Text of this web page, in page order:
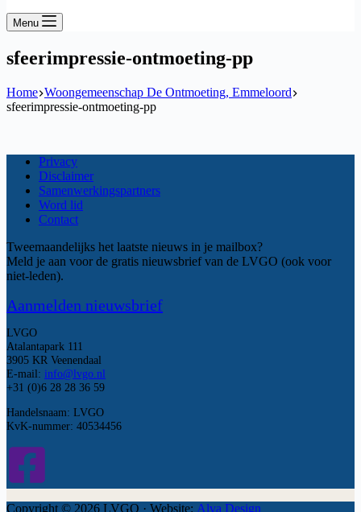
Menu
sfeerimpressie-ontmoeting-pp
Home Woongemeenschap De Ontmoeting, Emmeloord
sfeerimpressie-ontmoeting-pp
Privacy
Disclaimer
Samenwerkingspartners
Word lid
Contact
Tweemaandelijks het laatste nieuws in je mailbox?
Meld je aan voor de gratis nieuwsbrief van de LVGO (ook voor
niet-leden).
Aanmelden nieuwsbrief
LVGO
Atalantapark 111
3905 KR Veenendaal
E-mail: info@lvgo.nl
+31 (0)6 28 28 36 59
Handelsnaam: LVGO
KvK-nummer: 40534456
Copyright © 2026 LVGO · Website: Alva Design